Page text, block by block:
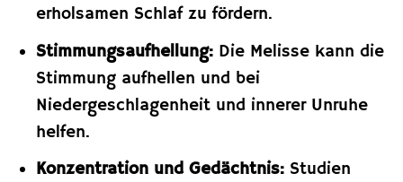
erholsamen Schlaf zu fördern.
Stimmungsaufhellung:Die Melisse kann die
Stimmung aufhellen und bei
Niedergeschlagenheit und innerer Unruhe
helfen.
Konzentration und Gedächtnis:Studien